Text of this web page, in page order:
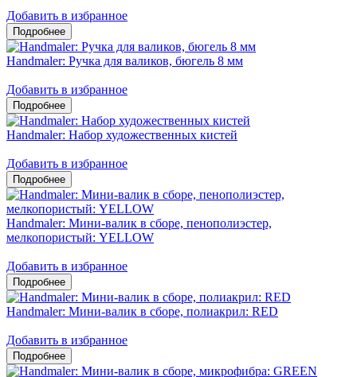
Добавить в избранное
Handmaler: Ручка для валиков, бюгель 8 мм
Добавить в избранное
Handmaler: Набор художественных кистей
Добавить в избранное
Handmaler: Мини-валик в сборе, пенополиэстер,
мелкопористый: YELLOW
Добавить в избранное
Handmaler: Мини-валик в сборе, полиакрил: RED
Добавить в избранное